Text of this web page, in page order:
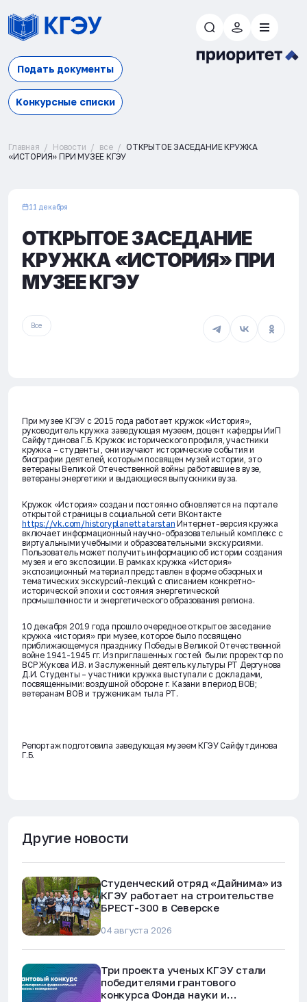
Подать документы
Конкурсные списки
Главная Новости все
ОТКРЫТОЕ ЗАСЕДАНИЕ КРУЖКА
«ИСТОРИЯ» ПРИ МУЗЕЕ КГЭУ
11 декабря
ОТКРЫТОЕ ЗАСЕДАНИЕ
КРУЖКА «ИСТОРИЯ» ПРИ
МУЗЕЕ КГЭУ
Все
При музее КГЭУ с 2015 года работает кружок «История»,
руководитель кружка заведующая музеем, доцент кафедры ИиП
Сайфутдинова Г.Б. Кружок исторического профиля, участники
кружка – студенты , они изучают исторические события и
биографии деятелей, которым посвящен музей истории, это
ветераны Великой Отечественной войны работавшие в вузе,
ветераны энергетики и выдающиеся выпускники вуза.
Кружок «История» создан и постоянно обновляется на портале
открытой страницы в социальной сети ВКонтакте
https://vk.com/historyplanettatarstan Интернет-версия кружка
включает информационный научно-образовательный комплекс с
виртуальными учебными и образовательными экскурсиями.
Пользователь может получить информацию об истории создания
музея и его экспозиции. В рамках кружка «История»
экспозиционный материал представлен в форме обзорных и
тематических экскурсий-лекций с описанием конкретно-
исторической эпохи и состояния энергетической
промышленности и энергетического образования региона.
10 декабря 2019 года прошло очередное открытое заседание
кружка «история» при музее, которое было посвящено
приближающемуся празднику Победы в Великой Отечественной
войне 1941-1945 гг. Из приглашенных гостей были: проректор по
ВСР Жукова И.В. и Заслуженный деятель культуры РТ Дергунова
Д.И. Студенты – участники кружка выступали с докладами,
посвященными: воздушной обороне г. Казани в период ВОВ;
ветеранам ВОВ и труженикам тыла РТ.
Репортаж подготовила заведующая музеем КГЭУ Сайфутдинова
Г.Б.
Другие новости
Студенческий отряд «Дайнима» из
КГЭУ работает на строительстве
БРЕСТ-300 в Северске
04 августа 2026
Три проекта ученых КГЭУ стали
победителями грантового
конкурса Фонда науки и